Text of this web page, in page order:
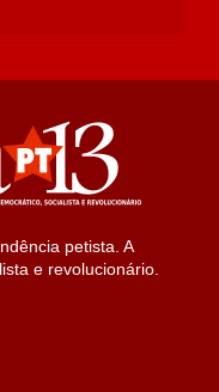
petista. A
e revolucionário.